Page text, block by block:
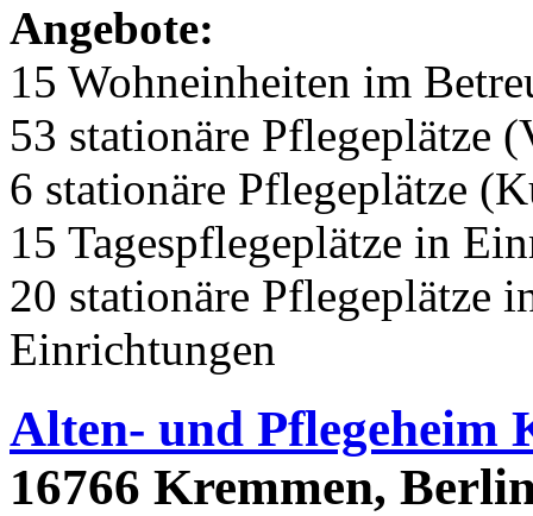
Angebote:
15 Wohneinheiten im
53 stationäre Pflegeplätze
6 stationäre Pflegeplätze
15 Tagespflegeplätze in
20 stationäre Pflegeplätze
Einrichtungen
Alten- und Pflegeheim
16766 Kremmen,